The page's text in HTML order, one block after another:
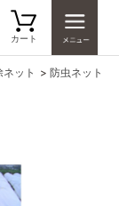
カート
ネット > 防虫ネット